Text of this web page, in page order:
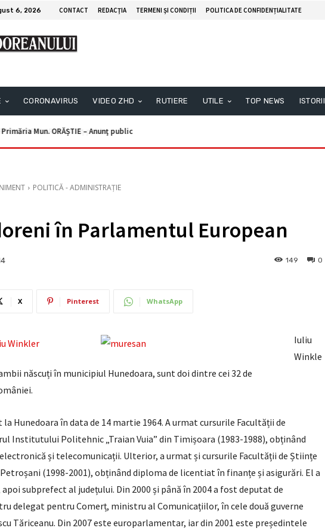
6, 2026 CONTACT REDACŢIA TERMENI ȘI CONDIȚII POLITICA DE CONFIDENȚIALITATE
CORONAVIRUS VIDEO ZHD RUTIERE UTILE TOP NEWS ISTORII
Primăria Mun. ORĂȘTIE – Anunţ public
POLITICĂ - ADMINISTRAȚIE
în Parlamentul European
0
149
X Pinterest WhatsApp
Iuliu
Winkle
născuți în municipiul Hunedoara, sunt doi dintre cei 32 de
Hunedoara în data de 14 martie 1964. A urmat cursurile Facultății de
Institutului Politehnic „Traian Vuia” din Timișoara (1983-1988), obținând
și telecomunicații. Ulterior, a urmat și cursurile Facultății de Științe
(1998-2001), obținând diploma de licentiat în finanțe și asigurări. El a
subprefect al județului. Din 2000 și până în 2004 a fost deputat de
delegat pentru Comerț, ministru al Comunicațiilor, în cele două guverne
Tăriceanu. Din 2007 este europarlamentar, iar din 2001 este președintele